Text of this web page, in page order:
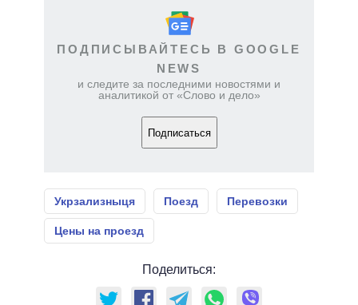
ПОДПИСЫВАЙТЕСЬ В GOOGLE
NEWS
и следите за последними новостями и
аналитикой от «Слово и дело»
Подписаться
Укрзализныця Поезд Перевозки
Цены на проезд
Поделиться: